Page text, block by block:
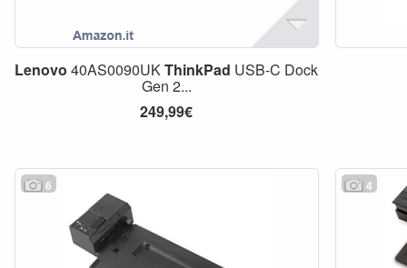
Lenovo 40AS0090UKThinkPad USB-C Dock
Gen 2...
249,99€
6 4